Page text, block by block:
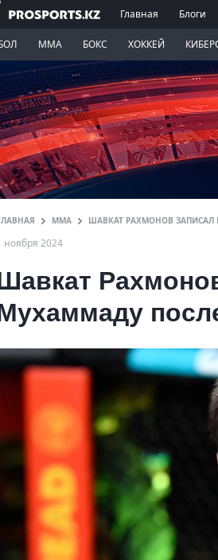
Главная Блоги
ММА БОКС ХОККЕЙ
ММА ШАВКАТ РАХМОНОВ ЗАПИСАЛ
ноября 2024